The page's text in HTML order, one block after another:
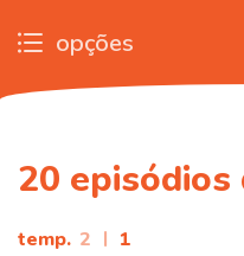
opções
20 episódios
temp. 2 | 1